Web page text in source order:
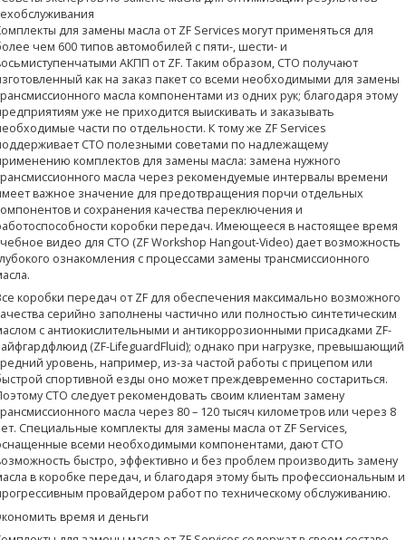
для замены масла от ZF Services могут применяться для
чем 600 типов автомобилей с пяти-, шести- и
АКПП от ZF. Таким образом, СТО получают
как на заказ пакет со всеми необходимыми для замены
масла компонентами из одних рук; благодаря этому
уже не приходится выискивать и заказывать
части по отдельности. К тому же ZF Services
СТО полезными советами по надлежащему
комплектов для замены масла: замена нужного
масла через рекомендуемые интервалы времени
важное значение для предотвращения порчи отдельных
и сохранения качества переключения и
коробки передач. Имеющееся в настоящее время
видео для СТО (ZF Workshop Hangout-Video) дает возможность
ознакомления с процессами замены трансмиссионного
коробки передач от ZF для обеспечения максимально возможного
серийно заполнены частично или полностью синтетическим
с антиокислительными и антикоррозионными присадками ZF-
(ZF-LifeguardFluid); однако при нагрузке, превышающий
уровень, например, из-за частой работы с прицепом или
спортивной езды оно может преждевременно состариться.
СТО следует рекомендовать своим клиентам замену
масла через 80 – 120 тысяч километров или через 8
Специальные комплекты для замены масла от ZF Services,
всеми необходимыми компонентами, дают СТО
быстро, эффективно и без проблем производить замену
в коробке передач, и благодаря этому быть профессиональным и
провайдером работ по техническому обслуживанию.
время и деньги
Отображать по: